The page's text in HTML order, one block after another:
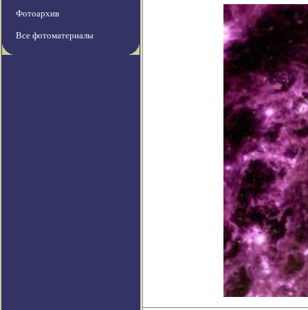
Фотоархив
Все фотоматериалы